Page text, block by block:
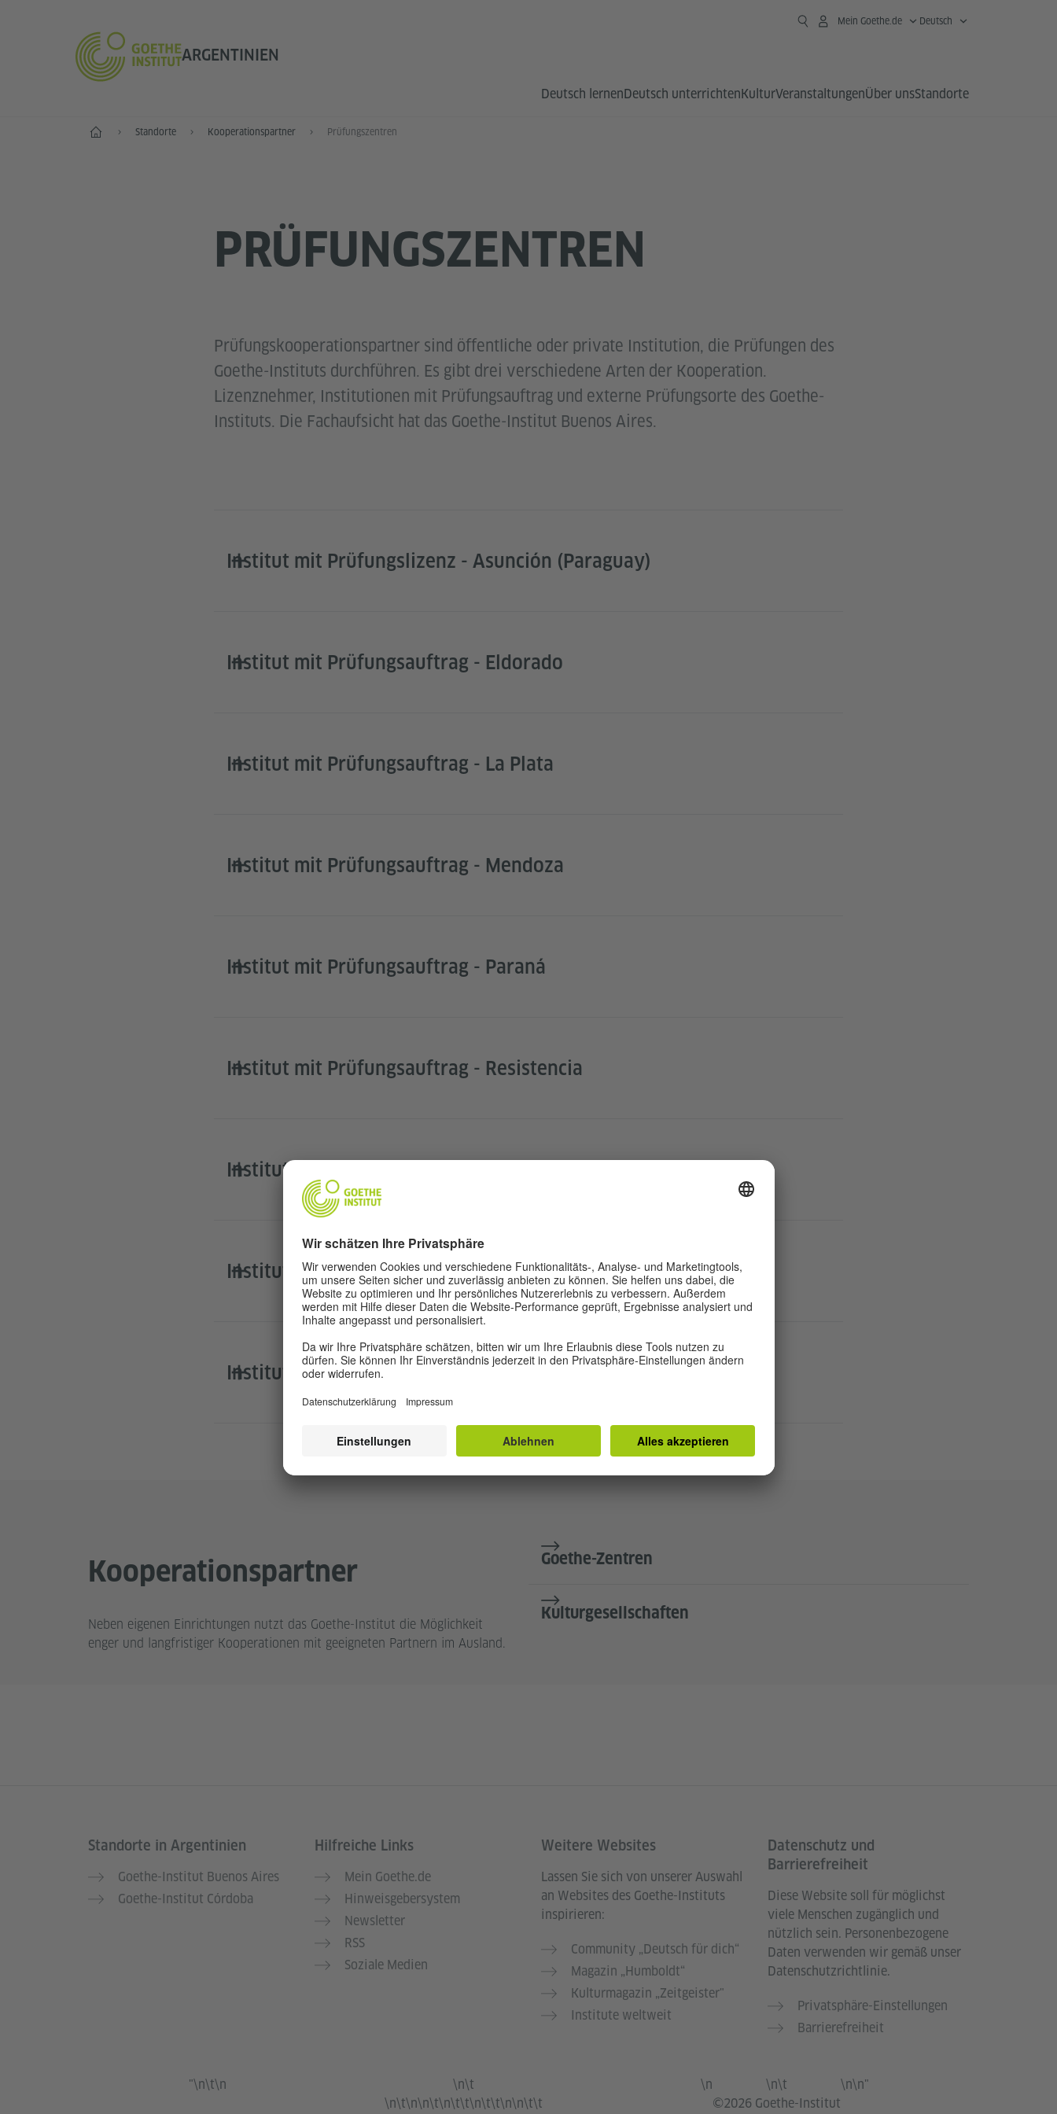
ARGENTINIEN
Mein Goethe.de Deutsch
Deutsch lernenDeutsch unterrichtenKulturVeranstaltungenÜber unsStandorte
Start Standorte Kooperationspartner Prüfungszentren
PRÜFUNGSZENTREN
Prüfungskooperationspartner sind öffentliche oder private Institution, die Prüfungen des
Goethe-Instituts durchführen. Es gibt drei verschiedene Arten der Kooperation.
Lizenznehmer, Institutionen mit Prüfungsauftrag und externe Prüfungsorte des Goethe-
Instituts. Die Fachaufsicht hat das Goethe-Institut Buenos Aires.
Institut mit Prüfungslizenz - Asunción (Paraguay)
Institut mit Prüfungsauftrag - Eldorado
Institut mit Prüfungsauftrag - La Plata
Institut mit Prüfungsauftrag - Mendoza
Institut mit Prüfungsauftrag - Paraná
Institut mit Prüfungsauftrag - Resistencia
Institut mit Prüfungsauftrag - Rosario
Institut mit Prüfungsauftrag - San Juan
Institut mit Prüfungsauftrag - Temperley
Kooperationspartner
Neben eigenen Einrichtungen nutzt das Goethe-Institut die Möglichkeit
enger und langfristiger Kooperationen mit geeigneten Partnern im Ausland.
Goethe-Zentren
Kulturgesellschaften
Service- und Informationsbereich
Standorte in Argentinien
Goethe-Institut Buenos Aires
Goethe-Institut Córdoba
Hilfreiche Links
Mein Goethe.de
Hinweisgebersystem
Newsletter
RSS
Soziale Medien
Weitere Websites
Lassen Sie sich von unserer Auswahl
an Websites des Goethe-Instituts
inspirieren:
Community „Deutsch für dich“
Magazin „Humboldt“
Kulturmagazin „Zeitgeister"
Institute weltweit
Datenschutz und
Barrierefreiheit
Diese Website soll für möglichst
viele Menschen zugänglich und
nützlich sein. Personenbezogene
Daten verwenden wir gemäß unser
Datenschutzrichtlinie.
Privatsphäre-Einstellungen
Barrierefreiheit
"\n\t\n
\n\t
\n\t\n\n\t\n\t\t\n\t\t\n\n\t\t
\n
\n\t
©2026 Goethe-Institut
\n\n"